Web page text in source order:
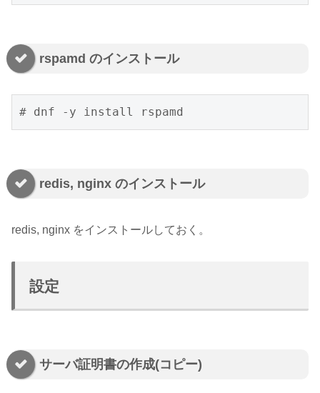
rspamd のインストール
# dnf -y install rspamd
redis, nginx のインストール
redis, nginx をインストールしておく。
設定
サーバ証明書の作成(コピー)